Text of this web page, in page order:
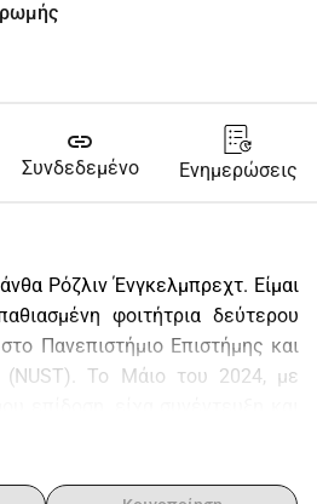
link
Συνδεδεμένο Ενημερώσεις
Ρόζλιν Ένγκελμπρεχτ. Είμαι
φοιτήτρια δεύτερου
Πανεπιστήμιο Επιστήμης και
(NUST). Το Μάιο του 2024, με
ανταλλαγής 6 μηνών
Γερμανία.